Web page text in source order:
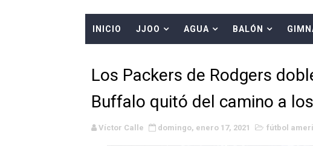
Canadá Open 2026
WWE NXT - Myles Borne y Tavion
INICIO JJOO AGUA BALÓN
Los Packers de Rodgers
Buffalo quitó del camino a
Víctor Calle domingo, enero 17, 2021 fútbol